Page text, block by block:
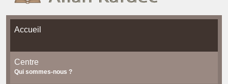
Accueil
Centre
Qui sommes-nous ?